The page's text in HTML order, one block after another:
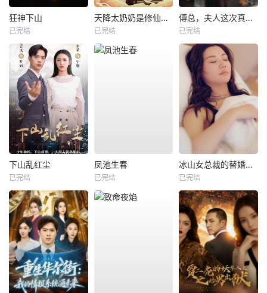
狂神下山
已完结
天降太奶奶是修仙老祖
已完结
傅总，夫人这次真的死了
已完结
下山乱红尘
已完结
凤池生春
已完结
冰山女总裁的替婚兵王
已完结